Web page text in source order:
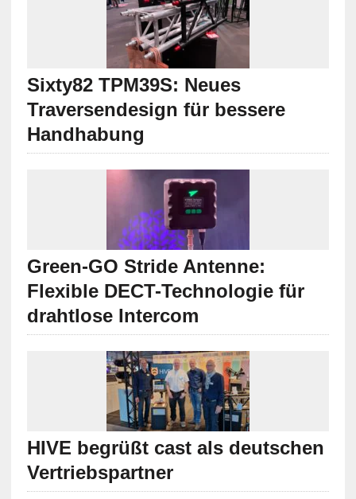
Sixty82 TPM39S: Neues
Traversendesign für bessere
Handhabung
Green-GO Stride Antenne:
Flexible DECT-Technologie für
drahtlose Intercom
HIVE begrüßt cast als deutschen
Vertriebspartner